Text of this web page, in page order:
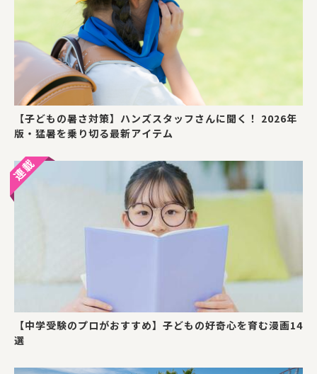
【子どもの暑さ対策】ハンズスタッフさんに聞く！ 2026年
版・猛暑を乗り切る最新アイテム
【中学受験のプロがおすすめ】子どもの好奇心を育む漫画14
選